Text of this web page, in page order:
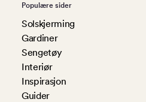
Populære sider
Solskjerming
Gardiner
Sengetøy
Interiør
Inspirasjon
Guider